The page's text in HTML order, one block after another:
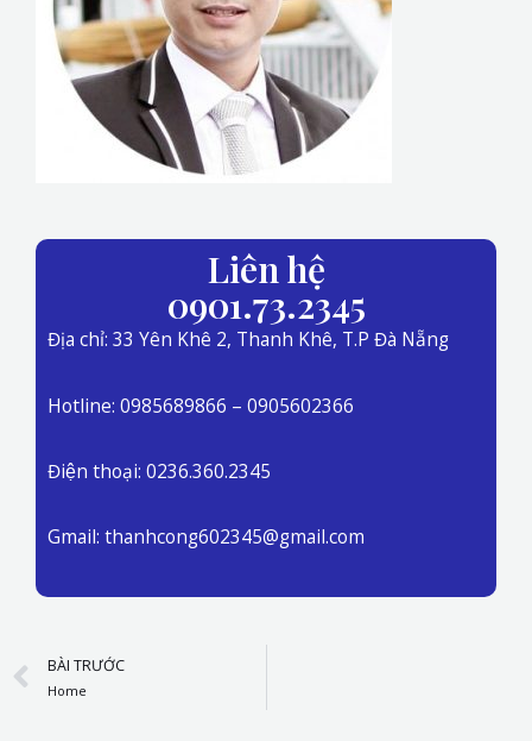
Liên hệ
0901.73.2345
Địa chỉ: 33 Yên Khê 2, Thanh Khê, T.P Đà Nẵng
Hotline: 0985689866 – 0905602366
Điện thoại: 0236.360.2345
Gmail: thanhcong602345@gmail.com
Prev
BÀI TRƯỚC
Home